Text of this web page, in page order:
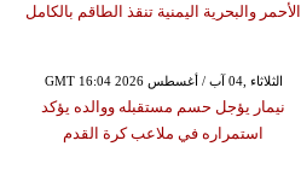
الأحمر والبحرية اليمنية تنقذ الطاقم بالكامل
GMT 16:04 2026 الثلاثاء ,04 آب / أغسطس
نيمار يؤجل حسم مستقبله ووالده يؤكد
استمراره في ملاعب كرة القدم